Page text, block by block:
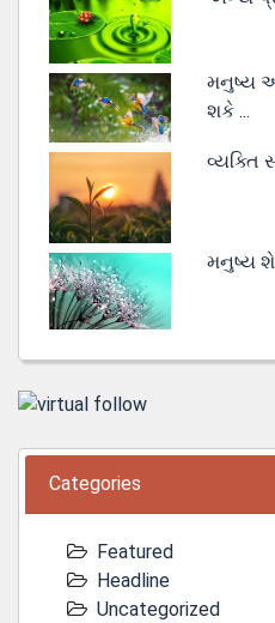
મનુષ્ય
શકે ...
વ્યક્તિ
મનુષ્ય
Categories
Featured
Headline
Uncategorized